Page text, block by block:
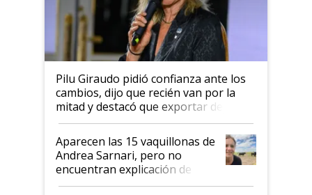
Pilu Giraudo pidió confianza ante los
cambios, dijo que recién van por la
mitad y destacó que exportar dejó de
ser "para unos pocos": "Tenemos un
mandato muy claro del gobierno
nacional"
Aparecen las 15 vaquillonas de
Andrea Sarnari, pero no
encuentran explicación de
cómo llegaron allí